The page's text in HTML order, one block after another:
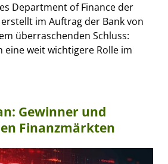
Department of Finance der
im Auftrag der Bank von
überraschenden Schluss:
eine weit wichtigere Rolle im
Gewinner und
Finanzmärkten